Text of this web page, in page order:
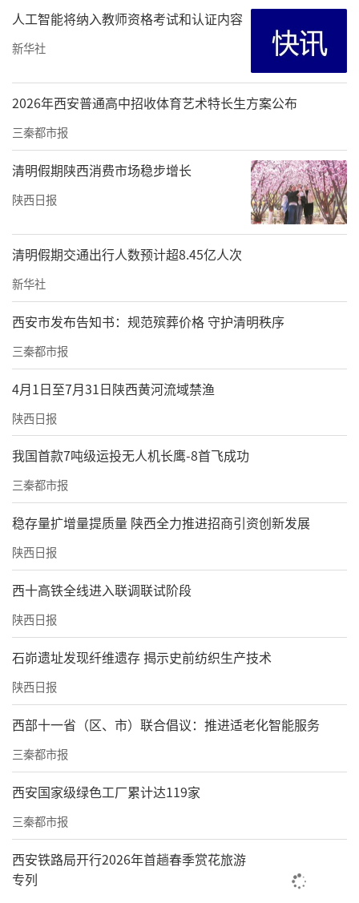
人工智能将纳入教师资格考试和认证内容
新华社
2026年西安普通高中招收体育艺术特长生方案公布
三秦都市报
清明假期陕西消费市场稳步增长
陕西日报
清明假期交通出行人数预计超8.45亿人次
新华社
西安市发布告知书：规范殡葬价格 守护清明秩序
三秦都市报
4月1日至7月31日陕西黄河流域禁渔
陕西日报
我国首款7吨级运投无人机长鹰-8首飞成功
三秦都市报
稳存量扩增量提质量 陕西全力推进招商引资创新发展
陕西日报
西十高铁全线进入联调联试阶段
陕西日报
石峁遗址发现纤维遗存 揭示史前纺织生产技术
陕西日报
西部十一省（区、市）联合倡议：推进适老化智能服务
三秦都市报
西安国家级绿色工厂累计达119家
三秦都市报
西安铁路局开行2026年首趟春季赏花旅游
专列